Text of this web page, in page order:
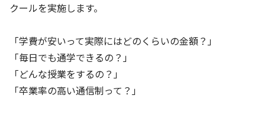
クールを実施します。
「学費が安いって実際にはどのくらいの金額？」
「毎日でも通学できるの？」
「どんな授業をするの？」
「卒業率の高い通信制って？」